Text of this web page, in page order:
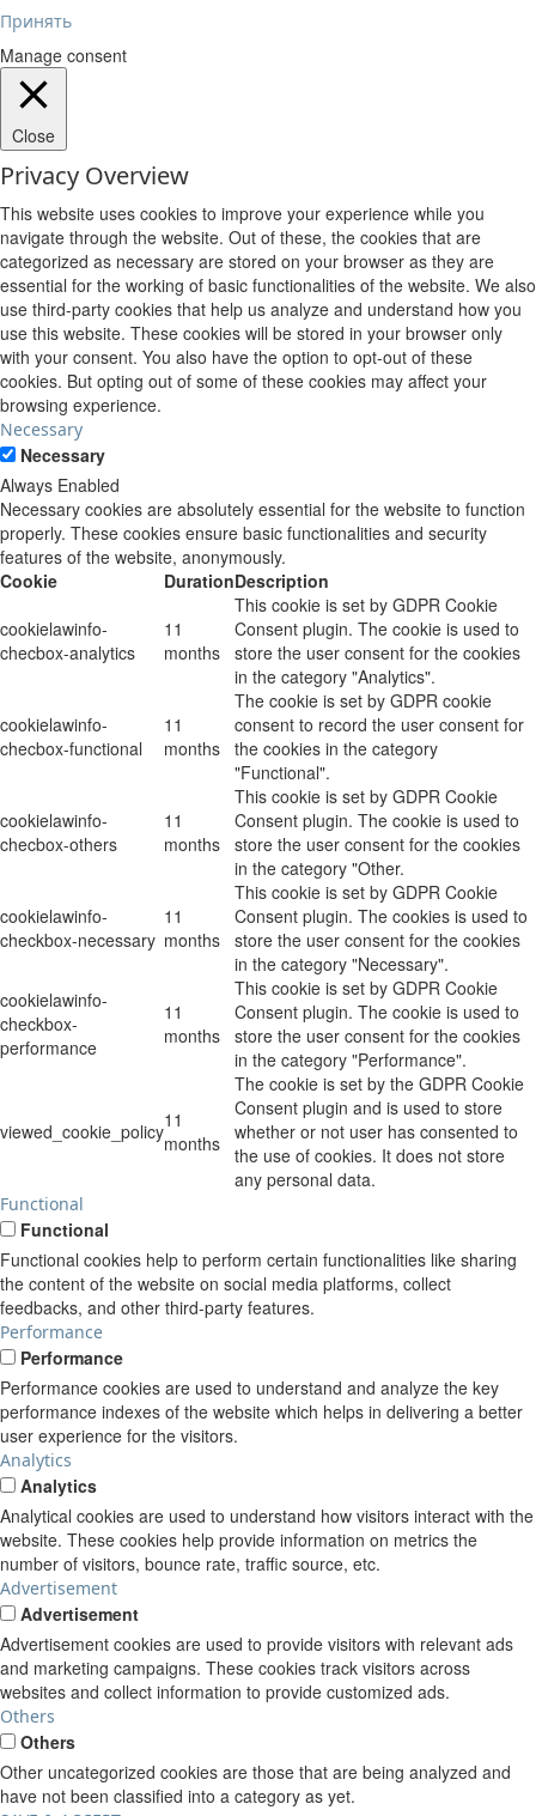
Принять
Manage consent
Close
Privacy Overview
This website uses cookies to improve your experience while you
navigate through the website. Out of these, the cookies that are
categorized as necessary are stored on your browser as they are
essential for the working of basic functionalities of the website. We also
use third-party cookies that help us analyze and understand how you
use this website. These cookies will be stored in your browser only
with your consent. You also have the option to opt-out of these
cookies. But opting out of some of these cookies may affect your
browsing experience.
Necessary
Necessary
Always Enabled
Necessary cookies are absolutely essential for the website to function
properly. These cookies ensure basic functionalities and security
features of the website, anonymously.
Cookie
DurationDescription
cookielawinfo-
checbox-analytics
11
months
This cookie is set by GDPR Cookie
Consent plugin. The cookie is used to
store the user consent for the cookies
in the category "Analytics".
cookielawinfo-
checbox-functional
11
months
The cookie is set by GDPR cookie
consent to record the user consent for
the cookies in the category
"Functional".
cookielawinfo-
checbox-others
11
months
This cookie is set by GDPR Cookie
Consent plugin. The cookie is used to
store the user consent for the cookies
in the category "Other.
cookielawinfo-
checkbox-necessary
11
months
This cookie is set by GDPR Cookie
Consent plugin. The cookies is used to
store the user consent for the cookies
in the category "Necessary".
cookielawinfo-
checkbox-
performance
11
months
This cookie is set by GDPR Cookie
Consent plugin. The cookie is used to
store the user consent for the cookies
in the category "Performance".
viewed_cookie_policy11
months
The cookie is set by the GDPR Cookie
Consent plugin and is used to store
whether or not user has consented to
the use of cookies. It does not store
any personal data.
Functional
Functional
Functional cookies help to perform certain functionalities like sharing
the content of the website on social media platforms, collect
feedbacks, and other third-party features.
Performance
Performance
Performance cookies are used to understand and analyze the key
performance indexes of the website which helps in delivering a better
user experience for the visitors.
Analytics
Analytics
Analytical cookies are used to understand how visitors interact with the
website. These cookies help provide information on metrics the
number of visitors, bounce rate, traffic source, etc.
Advertisement
Advertisement
Advertisement cookies are used to provide visitors with relevant ads
and marketing campaigns. These cookies track visitors across
websites and collect information to provide customized ads.
Others
Others
Other uncategorized cookies are those that are being analyzed and
have not been classified into a category as yet.